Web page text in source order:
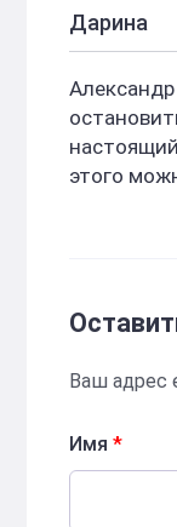
Дарина
этого
Ваш адрес
Имя *